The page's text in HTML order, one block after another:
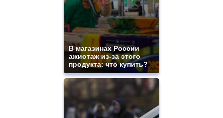
В магазинах России
ажиотаж из-за этого
продукта: что купить?